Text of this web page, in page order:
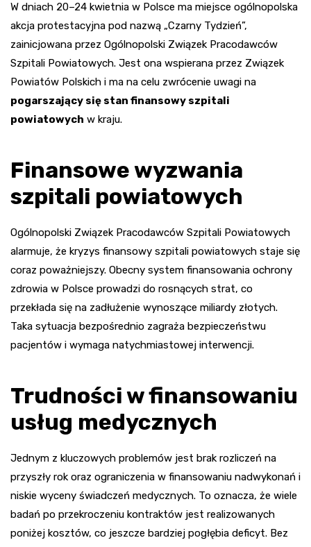
W dniach 20–24 kwietnia w Polsce ma miejsce ogólnopolska
akcja protestacyjna pod nazwą „Czarny Tydzień”,
zainicjowana przez Ogólnopolski Związek Pracodawców
Szpitali Powiatowych. Jest ona wspierana przez Związek
Powiatów Polskich i ma na celu zwrócenie uwagi na
pogarszający się stan finansowy szpitali
powiatowych w kraju.
Finansowe wyzwania
szpitali powiatowych
Ogólnopolski Związek Pracodawców Szpitali Powiatowych
alarmuje, że kryzys finansowy szpitali powiatowych staje się
coraz poważniejszy. Obecny system finansowania ochrony
zdrowia w Polsce prowadzi do rosnących strat, co
przekłada się na zadłużenie wynoszące miliardy złotych.
Taka sytuacja bezpośrednio zagraża bezpieczeństwu
pacjentów i wymaga natychmiastowej interwencji.
Trudności w finansowaniu
usług medycznych
Jednym z kluczowych problemów jest brak rozliczeń na
przyszły rok oraz ograniczenia w finansowaniu nadwykonań i
niskie wyceny świadczeń medycznych. To oznacza, że wiele
badań po przekroczeniu kontraktów jest realizowanych
poniżej kosztów, co jeszcze bardziej pogłębia deficyt. Bez